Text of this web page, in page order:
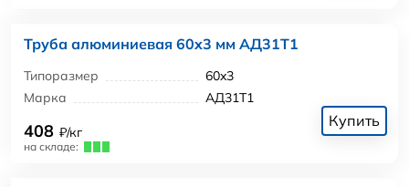
Труба алюминиевая 60x3 мм АД31Т1
Типоразмер
60x3
Марка
АД31Т1
408 ₽/кг
на складе:
Купить